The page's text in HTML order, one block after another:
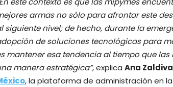
armas no sólo para afrontar este
siguiente nivel; de hecho, durante la
de soluciones tecnológicas para
mantener esa tendencia al tiempo que
manera estratégica”,explica Ana
, la plataforma de administración en